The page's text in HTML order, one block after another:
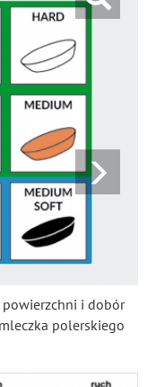
i dobór
polerskiego